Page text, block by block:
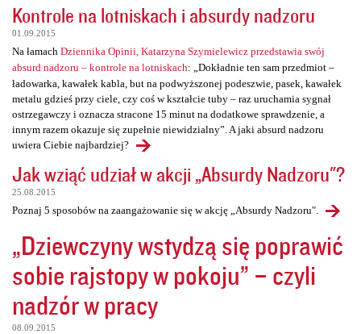
Kontrole na lotniskach i absurdy nadzoru
01.09.2015
Na łamach Dziennika Opinii, Katarzyna Szymielewicz przedstawia swój
absurd nadzoru – kontrole na lotniskach: „Dokładnie ten sam przedmiot –
ładowarka, kawałek kabla, but na podwyższonej podeszwie, pasek, kawałek
metalu gdzieś przy ciele, czy coś w kształcie tuby – raz uruchamia sygnał
ostrzegawczy i oznacza stracone 15 minut na dodatkowe sprawdzenie, a
innym razem okazuje się zupełnie niewidzialny”. A jaki absurd nadzoru
uwiera Ciebie najbardziej?
Jak wziąć udział w akcji „Absurdy Nadzoru"?
25.08.2015
Poznaj 5 sposobów na zaangażowanie się w akcję „Absurdy Nadzoru".
„Dziewczyny wstydzą się poprawić
sobie rajstopy w pokoju” – czyli
nadzór w pracy
08.09.2015